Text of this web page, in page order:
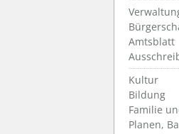
Amtsblatt
Kultur
Bildung
Familie
Planen,